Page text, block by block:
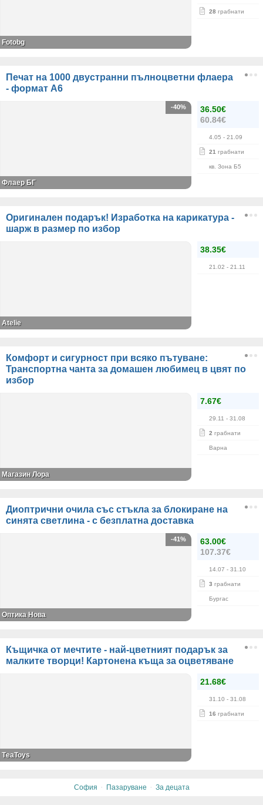
28 грабнати
Fotobg
Печат на 1000 двустранни пълноцветни флаера
- формат А6
36.50€
60.84€
4.05 - 21.09
21 грабнати
кв. Зона Б5
-40%
Флаер БГ
Оригинален подарък! Изработка на карикатура -
шарж в размер по избор
38.35€
21.02 - 21.11
Atelie
Комфорт и сигурност при всяко пътуване:
Транспортна чанта за домашен любимец в цвят по
избор
7.67€
29.11 - 31.08
2 грабнати
Варна
Магазин Лора
Диоптрични очила със стъкла за блокиране на
синята светлина - с безплатна доставка
63.00€
107.37€
14.07 - 31.10
3 грабнати
Бургас
-41%
Оптика Нова
Къщичка от мечтите - най-цветният подарък за
малките творци! Картонена къща за оцветяване
21.68€
31.10 - 31.08
16 грабнати
ТeaToys
София · Пазаруване · За децата